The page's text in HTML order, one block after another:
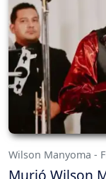
Wilson Manyoma -
Murió Wilson